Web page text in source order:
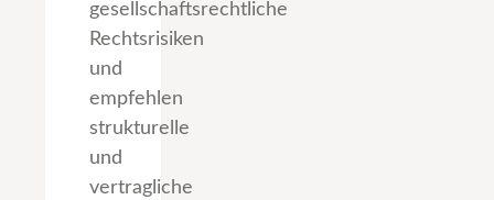
gesellschaftsrechtliche
Rechtsrisiken
und
empfehlen
strukturelle
und
vertragliche